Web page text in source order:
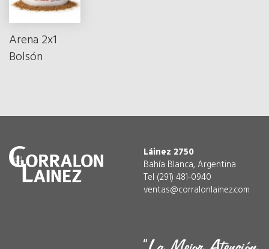
Arena 2x1
Bolsón
Láinez 2750
Bahía Blanca, Argentina
Tel (291) 481-0940
ventas@corralonlainez.com